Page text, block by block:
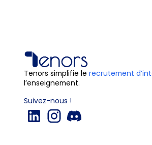
Tenors simplifie lerecrutement
l’enseignement.
Suivez-nous !